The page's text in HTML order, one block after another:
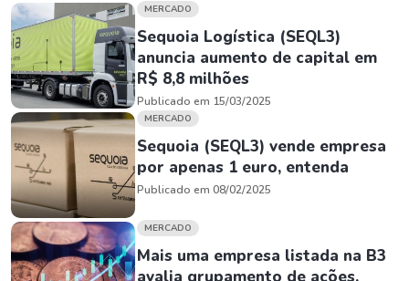
MERCADO
Sequoia Logística (SEQL3)
anuncia aumento de capital em
R$ 8,8 milhões
Publicado em 15/03/2025
MERCADO
Sequoia (SEQL3) vende empresa
por apenas 1 euro, entenda
Publicado em 08/02/2025
MERCADO
Mais uma empresa listada na B3